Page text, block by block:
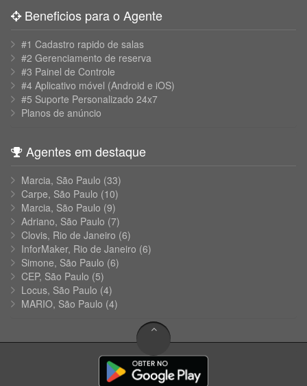
Beneficios para o Agente
#1 Cadastro rapido de salas
#2 Gerenciamento de reserva
#3 Painel de Controle
#4 Aplicativo móvel (Android e iOS)
#5 Suporte Personalizado 24x7
Planos de anúncio
Agentes em destaque
Marcia, São Paulo (33)
Carpe, São Paulo (10)
Marcia, São Paulo (9)
Adriano, São Paulo (7)
Clovis, Rio de Janeiro (6)
InforMaker, Rio de Janeiro (6)
Simone, São Paulo (6)
CEP, São Paulo (5)
Locus, São Paulo (4)
MARIO, São Paulo (4)